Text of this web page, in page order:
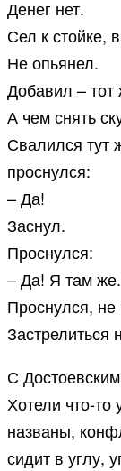
Денег нет.
Сел к стойке,
Не опьянел.
Добавил – тот
А чем снять
Свалился тут
проснулся:
– Да!
Заснул.
Проснулся:
– Да! Я там
Проснулся, не
Застрелиться
С
Хотели что-то
названы,
сидит в углу,